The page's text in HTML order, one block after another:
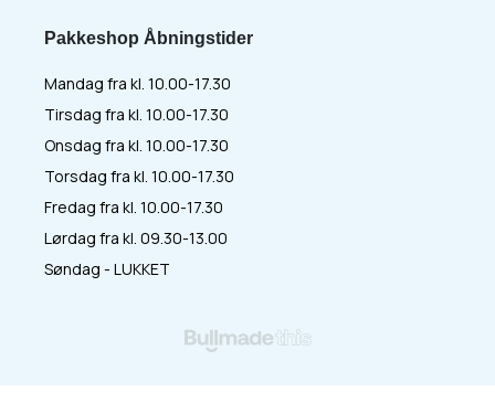
Pakkeshop Åbningstider
Mandag fra kl. 10.00-17.30
Tirsdag fra kl. 10.00-17.30
Onsdag fra kl. 10.00-17.30
Torsdag fra kl. 10.00-17.30
Fredag fra kl. 10.00-17.30
Lørdag fra kl. 09.30-13.00
Søndag - LUKKET